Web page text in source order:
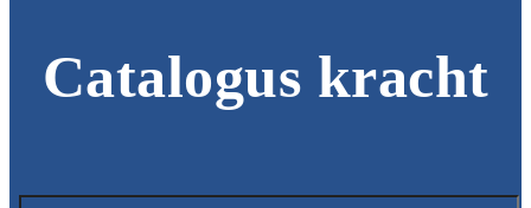
Catalogus kracht